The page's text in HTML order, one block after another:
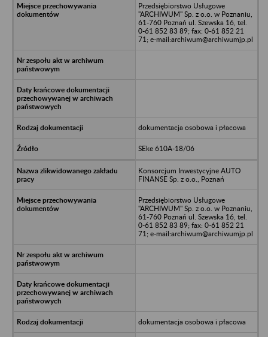
Przedsiębiorstwo Usługowe
"ARCHIWUM" Sp. z o.o. w Poznaniu,
61-760 Poznań ul. Szewska 16, tel.
0-61 852 83 89; fax: 0-61 852 21
71; e-mail:archiwum@archiwumjp.pl
dokumentacja osobowa i płacowa
SEke 610A-18/06
Konsorcjum Inwestycyjne AUTO
FINANSE Sp. z o.o., Poznań
Przedsiębiorstwo Usługowe
"ARCHIWUM" Sp. z o.o. w Poznaniu,
61-760 Poznań ul. Szewska 16, tel.
0-61 852 83 89; fax: 0-61 852 21
71; e-mail:archiwum@archiwumjp.pl
dokumentacja osobowa i płacowa